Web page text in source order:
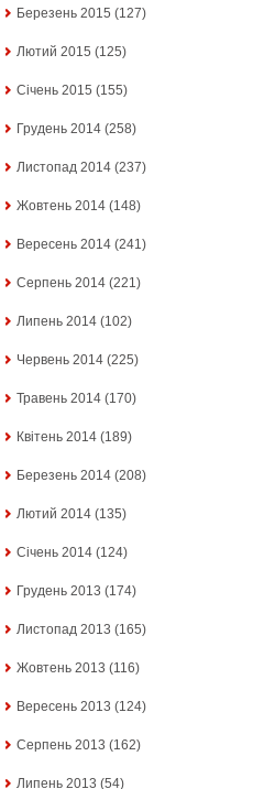
Березень 2015 (127)
Лютий 2015 (125)
Січень 2015 (155)
Грудень 2014 (258)
Листопад 2014 (237)
Жовтень 2014 (148)
Вересень 2014 (241)
Серпень 2014 (221)
Липень 2014 (102)
Червень 2014 (225)
Травень 2014 (170)
Квітень 2014 (189)
Березень 2014 (208)
Лютий 2014 (135)
Січень 2014 (124)
Грудень 2013 (174)
Листопад 2013 (165)
Жовтень 2013 (116)
Вересень 2013 (124)
Серпень 2013 (162)
Липень 2013 (54)